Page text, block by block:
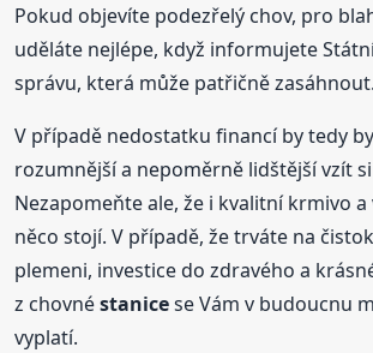
Pokud objevíte podezřelý chov, pro
uděláte nejlépe, když informujete
správu, která může patřičně zasáhnout.
V případě nedostatku financí by tedy
rozumnější a nepoměrně lidštější vzít
Nezapomeňte ale, že i kvalitní krmivo
něco stojí. V případě, že trváte na
plemeni, investice do zdravého a
z chovnéstanicese Vám v budoucnu
vyplatí.